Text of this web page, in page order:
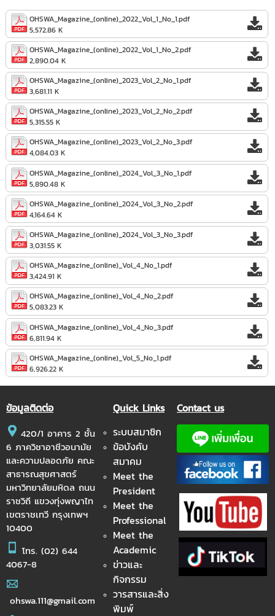
OHSWA_Magazine_(online)_2022_Vol_1_No_1.pdf
5,572.86 K
OHSWA_Magazine_(online)_2022_Vol_1_No_2.pdf
2,890.04 K
OHSWA_Magazine_(online)_2023_Vol_2_No_1.pdf
3,681.11 K
OHSWA_Magazine_(online)_2023_Vol_2_No_2.pdf
5,315.55 K
OHSWA_Magazine_(online)_2023_Vol_2_No_3.pdf
4,084.03 K
OHSWA_Magazine_(online)_2024_Vol_3_No_1.pdf
5,890.48 K
OHSWA_Magazine_(online)_2024_Vol_3_No_2.pdf
4,164.64 K
OHSWA_Magazine_(online)_2024_Vol_3_No_3.pdf
3,031.55 K
OHSWA_Magazine_(online)_Vol_4_No_1.pdf
3,424.91 K
OHSWA_Magazine_(online)_Vol_4_No_2.pdf
5,083.23 K
OHSWA_Magazine_(online)_Vol_4_No_3.pdf
6,811.94 K
OHSWA_Magazine_(online)_Vol_5_No_1.pdf
6,926.22 K
ข้อมูลติดต่อ
420/1 อาคาร 2 ชั้น
6 ภาควิชาอาชีวอนามัย
และความปลอดภัย คณะ
สาธารณสุขศาสตร์
มหาวิทยาลัยมหิดล ถนน
ราชวิถี แขวงทุ่งพญาไท
เขตราชเทวี กรุงเทพฯ
10400
โทร. (02) 644
4067-8
ohswa.111@gmail.com
Quick Links
ระบบสมาชิก
ข้อบังคับ
สมาคม
Meet the
President
Meet the
Professional
Meet the
Academic
ข่าวและ
กิจกรรม
วารสารและสิ่ง
พิมพ์
Contact us